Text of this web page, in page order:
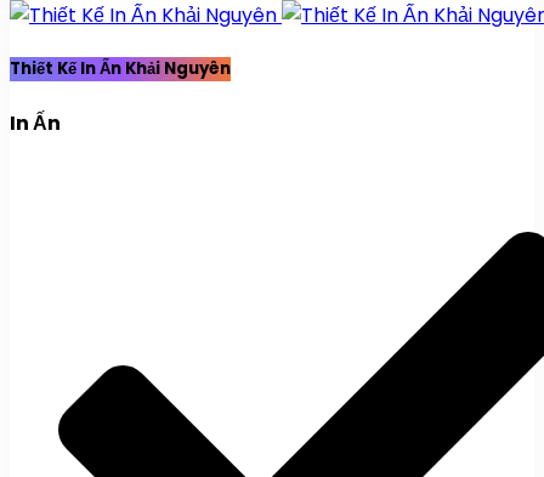
Thiết Kế In Ấn Khải Nguyên
In Ấn